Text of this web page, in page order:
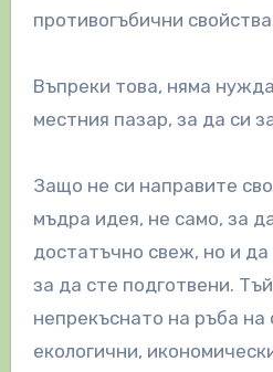
противогъбични
Въпреки това, няма
местния пазар, за да си
Защо не си направите
мъдра идея, не само, за
достатъчно свеж, но и
за да сте подготвени.
непрекъснато на ръба
екологични,